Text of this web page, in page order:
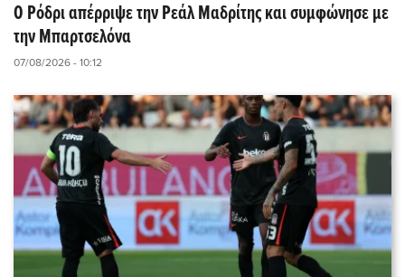
Ο Ρόδρι απέρριψε την Ρεάλ Μαδρίτης και συμφώνησε με
την Μπαρτσελόνα
07/08/2026 - 10:12